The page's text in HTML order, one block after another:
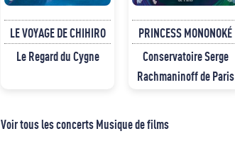
LE VOYAGE DE CHIHIRO
Le Regard du Cygne
PRINCESS MONONOKÉ
Conservatoire Serge
Rachmaninoff de Paris
Voir tous les concerts Musique de films